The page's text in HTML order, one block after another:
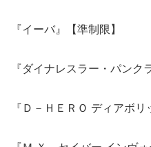
『イーバ』【準制限】
『ダイナレスラー・パンク
『Ｄ－ＨＥＲＯ ディアボリ